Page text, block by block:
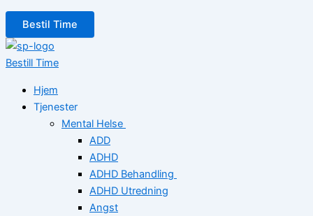
Bestil Time
Bestill Time
Hjem
Tjenester
Mental Helse
ADD
ADHD
ADHD Behandling
ADHD Utredning
Angst